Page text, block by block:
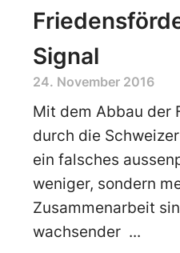
Signal
24. November 2016
Mit dem Abbau der
durch die
ein falsches
weniger, sondern
Zusammenarbeit
wachsender